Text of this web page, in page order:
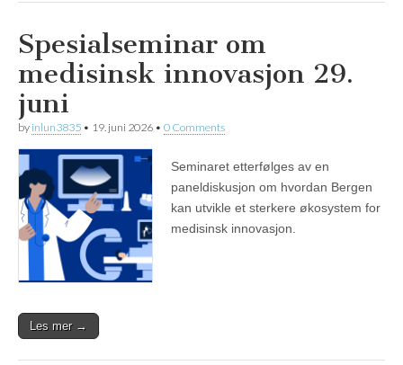
Spesialseminar om
medisinsk innovasjon 29.
juni
by inlun3835 • 19. juni 2026 • 0 Comments
Seminaret etterfølges av en
paneldiskusjon om hvordan Bergen
kan utvikle et sterkere økosystem for
medisinsk innovasjon.
Les mer →